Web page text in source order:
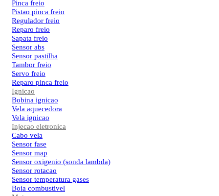
Pinca freio
Pistao pinca freio
Regulador freio
Reparo freio
Sapata freio
Sensor abs
Sensor pastilha
Tambor freio
Servo freio
Reparo pinca freio
Ignicao
Bobina ignicao
Vela aquecedora
Vela ignicao
Injecao eletronica
Cabo vela
Sensor fase
Sensor map
Sensor oxigenio (sonda lambda)
Sensor rotacao
Sensor temperatura gases
Boia combustivel